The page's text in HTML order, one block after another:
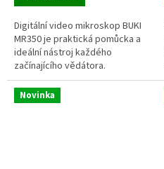
Digitální video mikroskop BUKI
MR350 je praktická pomůcka a
ideální nástroj každého
začínajícího vědátora.
Novinka